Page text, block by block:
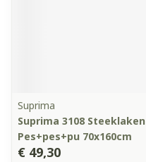
Suprima
Suprima 3108 Steeklaken
Pes+pes+pu 70x160cm
€ 49,30